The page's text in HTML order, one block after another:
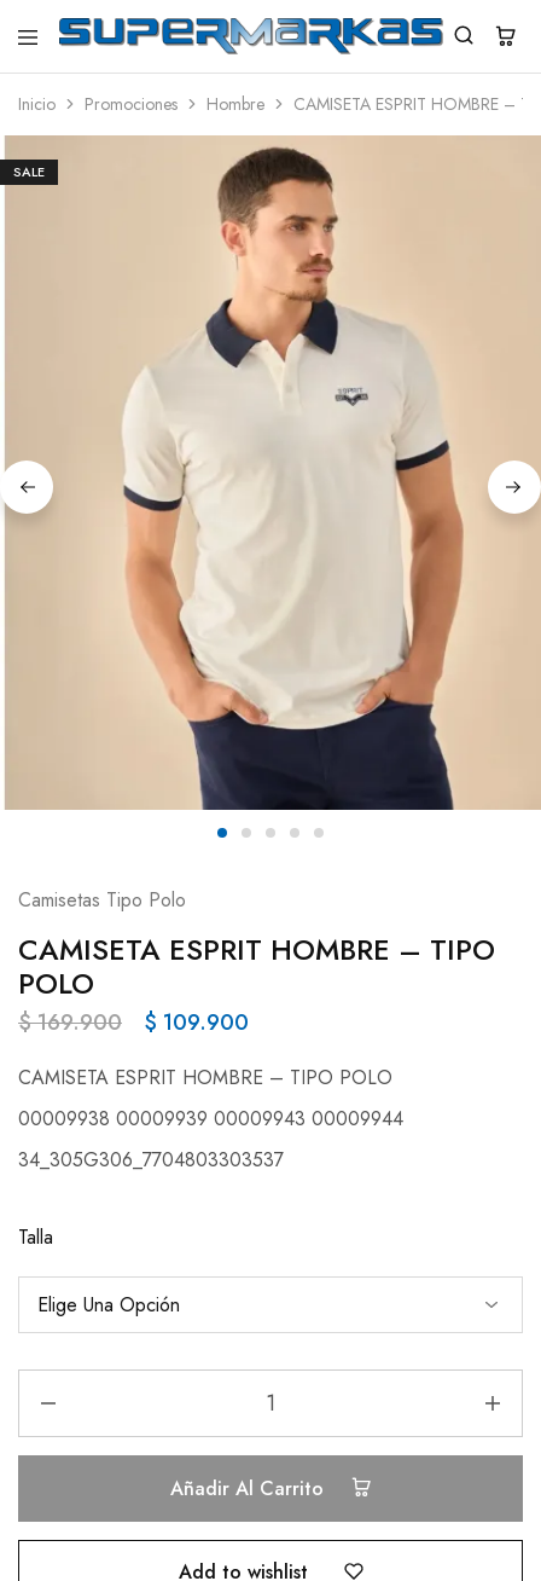
SuperMarkas
Ropa
con
Inicio Promociones Hombre CAMISETA ESPRIT HOMBRE –
SALE
Camisetas Tipo Polo
CAMISETA ESPRIT HOMBRE – TIPO
POLO
$169.900 $ 109.900
CAMISETA ESPRIT HOMBRE – TIPO POLO
00009938 00009939 00009943 00009944
34_305G306_7704803303537
Talla
Añadir Al Carrito
Add to wishlist